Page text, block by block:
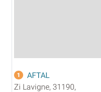
1
AFTAL
Zi Lavigne, 31190,